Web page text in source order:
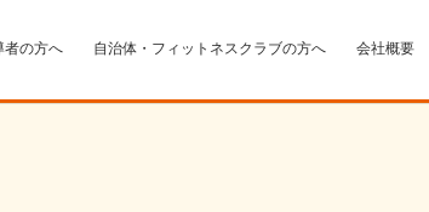
者の方へ 自治体・フィットネスクラブの方へ 会社概要